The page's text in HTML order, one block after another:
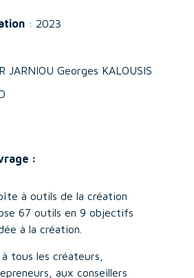
: 2023
JARNIOU Georges KALOUSIS
:
à outils de la création
67 outils en 9 objectifs
à la création.
tous les créateurs,
aux conseillers